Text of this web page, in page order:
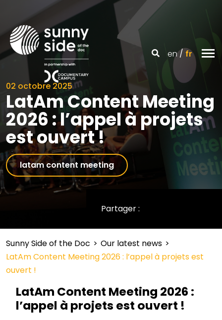
en fr
02 octobre 2025
LatAm Content Meeting
2026 : l’appel à projets
est ouvert !
latam content meeting
Partager :
Sunny Side of the Doc > Our latest news >
LatAm Content Meeting 2026 : l’appel à projets est
ouvert !
LatAm Content Meeting 2026 :
l’appel à projets est ouvert !